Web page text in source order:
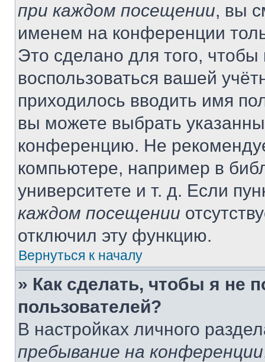
при каждом посещении, вы
именем на конференции
Это сделано для того, чтобы
воспользоваться вашей
приходилось вводить имя
вы можете выбрать
конференцию. Не
компьютере, например в
университете и т. д. Если
каждом посещении
отключил эту функцию.
Вернуться к началу
» Как сделать, чтобы я не
пользователей?
В настройках личного
пребывание на конференции